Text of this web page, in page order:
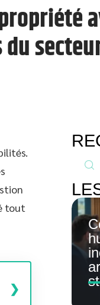
tout